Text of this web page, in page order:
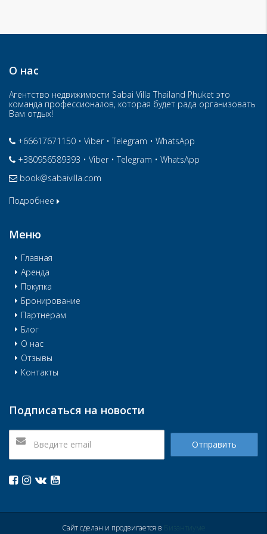
О нас
Агентство недвижимости Sabai Villa Thailand Phuket это
команда профессионалов, которая будет рада организовать
Вам отдых!
+66617671150 • Viber •Telegram • WhatsApp
+380956589393 • Viber •Telegram • WhatsApp
book@sabaivilla.com
Подробнее
Меню
Главная
Аренда
Покупка
Бронирование
Партнерам
Блог
О нас
Отзывы
Контакты
Подписаться на новости
Отправить
Сайт сделан и продвигается в